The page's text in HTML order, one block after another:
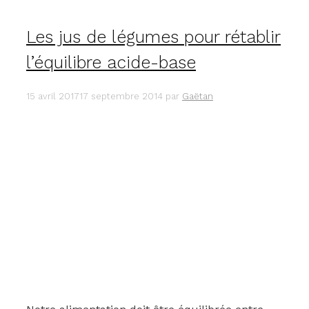
Les jus de légumes pour rétablir
l’équilibre acide-base
15 avril 201717 septembre 2014 par Gaëtan